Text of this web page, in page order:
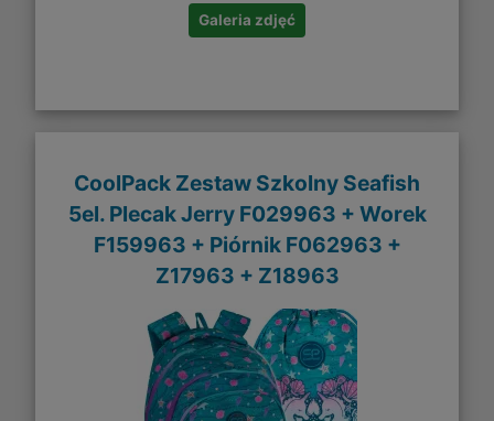
Galeria zdjęć
CoolPack Zestaw Szkolny Seafish
5el. Plecak Jerry F029963 + Worek
F159963 + Piórnik F062963 +
Z17963 + Z18963